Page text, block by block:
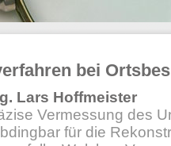
bei
Lars Hoffmeister
Vermessung des
für die